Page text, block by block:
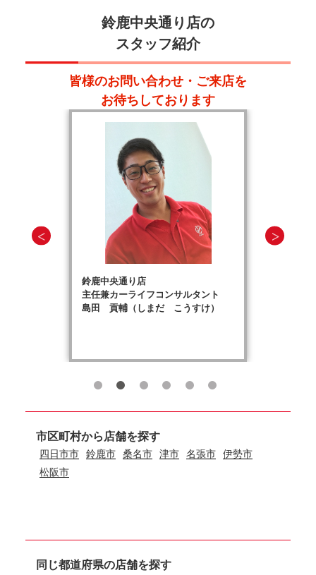
鈴鹿中央通り店の
スタッフ紹介
皆様のお問い合わせ・ご来店を
お待ちしております
鈴鹿中央通り店
主任兼カーライフコンサルタント
島田 貢輔（しまだ こうすけ）
市区町村から店舗を探す
四日市市 鈴鹿市 桑名市 津市 名張市
伊勢市
松阪市
同じ都道府県の店舗を探す